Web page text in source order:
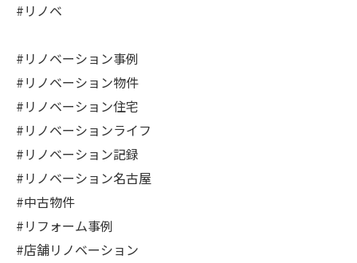
#リノベ
#リノベーション事例
#リノベーション物件
#リノベーション住宅
#リノベーションライフ
#リノベーション記録
#リノベーション名古屋
#中古物件
#リフォーム事例
#店舗リノベーション